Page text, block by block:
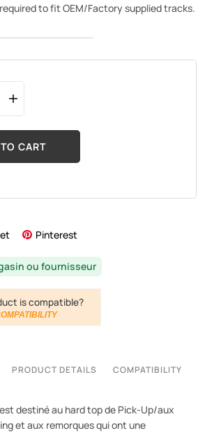
to fit OEM/Factory supplied tracks.
CART
Pinterest
ou fournisseur
is compatible?
PRODUCT DETAILS COMPATIBILITY
destiné au hard top de Pick-Up/aux
et aux remorques qui ont une